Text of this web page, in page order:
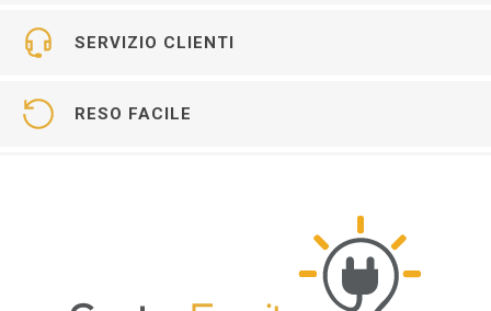
SERVIZIO CLIENTI
RESO FACILE